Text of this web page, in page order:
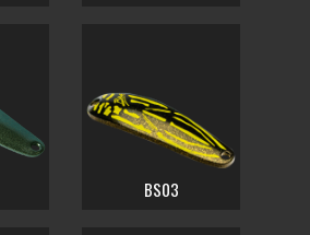
BS03